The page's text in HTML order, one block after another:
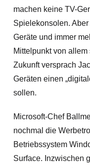
machen keine TV-
Spielekonsolen.
Geräte und immer
Mittelpunkt von
Zukunft versprach
Geräten einen
sollen.
Microsoft-Chef
nochmal die
Betriebssystem
Surface. Inzwischen